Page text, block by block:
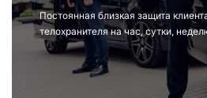
Постоянная близкая защита
телохранителя на час, сутки,